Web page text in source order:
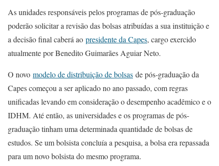
As unidades responsáveis pelos programas de pós-graduação
poderão solicitar a revisão das bolsas atribuídas a sua instituição e
a decisão final caberá ao presidente da Capes, cargo exercido
atualmente por Benedito Guimarães Aguiar Neto.
O novo modelo de distribuição de bolsas de pós-graduação da
Capes começou a ser aplicado no ano passado, com regras
unificadas levando em consideração o desempenho acadêmico e o
IDHM. Até então, as universidades e os programas de pós-
graduação tinham uma determinada quantidade de bolsas de
estudos. Se um bolsista concluía a pesquisa, a bolsa era repassada
para um novo bolsista do mesmo programa.